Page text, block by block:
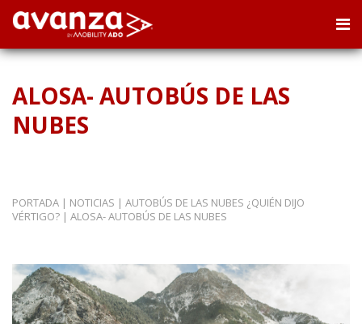
ALOSA- AUTOBÚS DE LAS
NUBES
PORTADA | NOTICIAS | AUTOBÚS DE LAS NUBES ¿QUIÉN DIJO
VÉRTIGO? | ALOSA- AUTOBÚS DE LAS NUBES